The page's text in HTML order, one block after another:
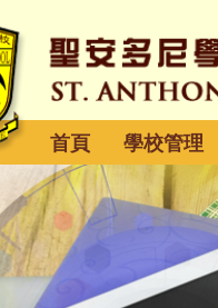
首頁 學校管理